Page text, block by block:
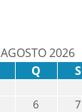
AGOSTO 2026
Q S
6 7